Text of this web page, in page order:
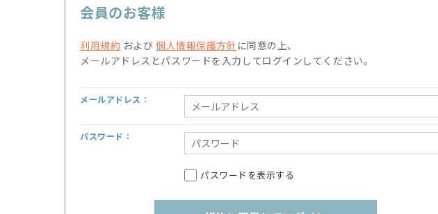
会員のお客様
利用規約 および個人情報保護方針 に同意の上、
メールアドレスとパスワードを入力してログインしてください。
メールアドレス：
パスワード：
パスワードを表示する